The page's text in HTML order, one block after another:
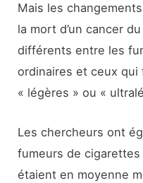
Mais les
la mort d’un cancer
différents entre les
ordinaires et ceux
« légères » ou «
Les chercheurs ont
fumeurs de
étaient en moyenne